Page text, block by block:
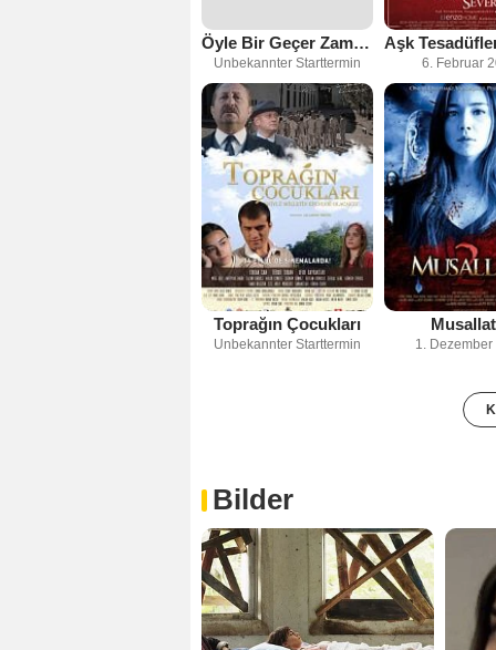
Öyle Bir Geçer Zaman ki
Unbekannter Starttermin 6. Februar
Toprağın Çocukları
Unbekannter Starttermin 1. Dezember
Bilder